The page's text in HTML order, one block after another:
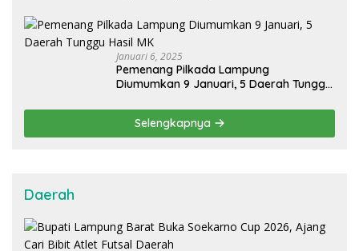
Januari 6, 2025
Pemenang Pilkada Lampung
Diumumkan 9 Januari, 5 Daerah Tunggu
Selengkapnya
Daerah